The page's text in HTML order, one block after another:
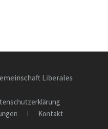
Liberales
Kontakt